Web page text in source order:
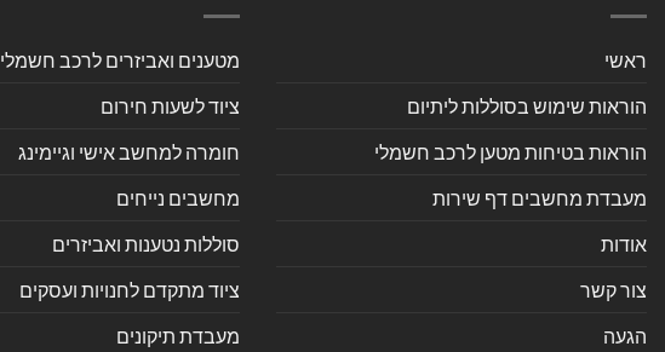
ראשי
הוראות שימוש בסוללות ליתיום
הוראות בטיחות מטען לרכב חשמלי
מעבדת מחשבים דף שירות
אודות
צור קשר
הגעה
מטענים ואביזרים לרכב חשמלי
ציוד לשעות חירום
חומרה למחשב אישי וגיימינג
מחשבים נייחים
סוללות נטענות ואביזרים
ציוד מתקדם לחנויות ועסקים
מעבדת תיקונים